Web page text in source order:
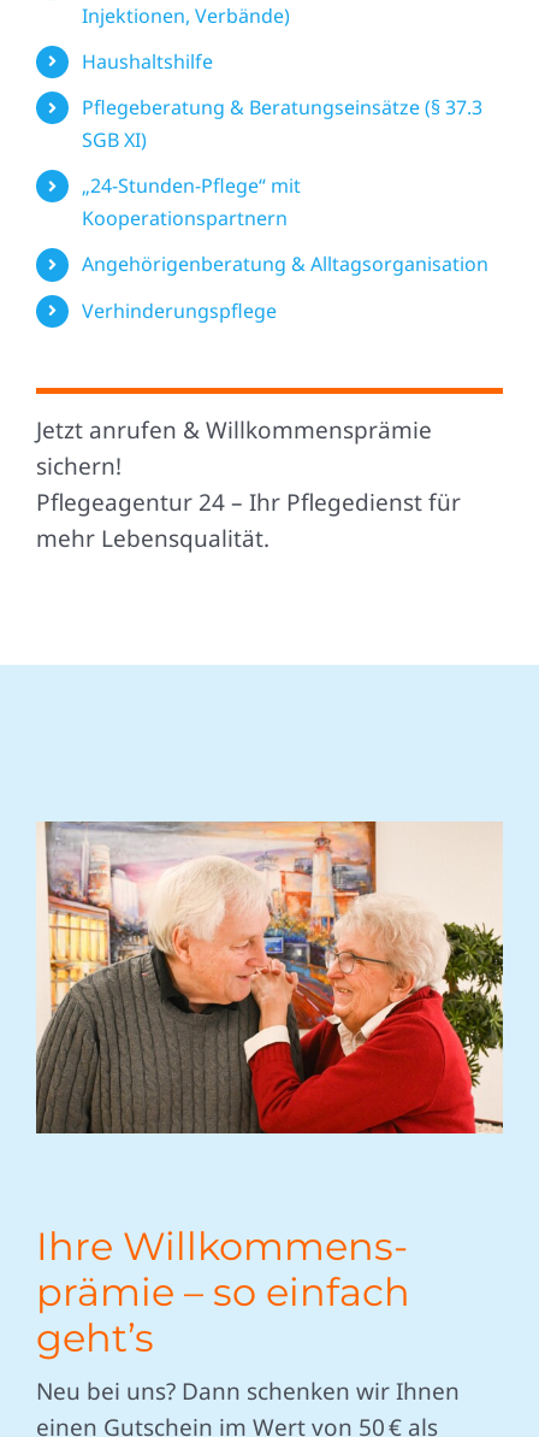
Injektionen, Verbände)
Haushaltshilfe
Pflegeberatung & Beratungseinsätze (§ 37.3
SGB XI)
„24-Stunden-Pflege“ mit
Kooperationspartnern
Angehörigenberatung & Alltagsorganisation
Verhinderungspflege
Jetzt anrufen & Willkommensprämie
sichern!
Pflegeagentur 24 – Ihr Pflegedienst für
mehr Lebensqualität.
Ihre Willkommens-
prämie – so einfach
geht’s
Neu bei uns? Dann schenken wir Ihnen
einen Gutschein im Wert von 50 € als